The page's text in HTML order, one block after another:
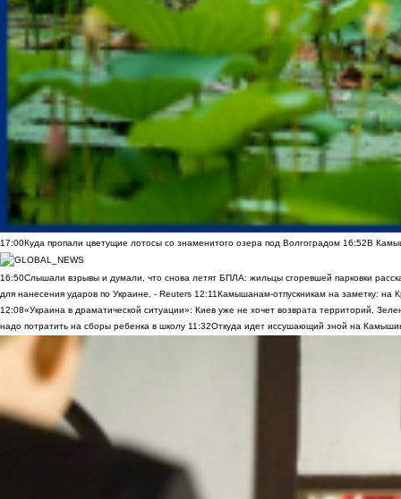
17:00Куда пропали цветущие лотосы со знаменитого озера под Волгоградом 16:52В
16:50Слышали взрывы и думали, что снова летят БПЛА: жильцы сгоревшей парковки
для нанесения ударов по Украине, - Reuters 12:11Камышанам-отпускникам на заметку: на
12:08«Украина в драматической ситуации»: Киев уже не хочет возврата территорий,
надо потратить на сборы ребенка в школу 11:32Откуда идет иссушающий зной на